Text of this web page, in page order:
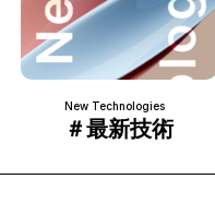
New Technologies
＃最新技術